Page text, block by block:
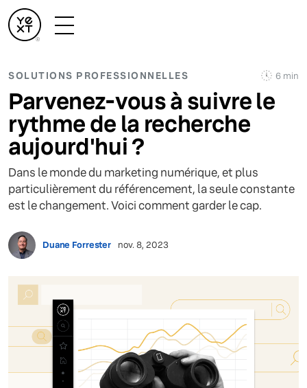
SOLUTIONS PROFESSIONNELLES 6 min
Parvenez-vous à suivre le
rythme de la recherche
aujourd'hui ?
Dans le monde du marketing numérique, et plus
particulièrement du référencement, la seule constante
est le changement. Voici comment garder le cap.
Duane Forrester nov. 8, 2023